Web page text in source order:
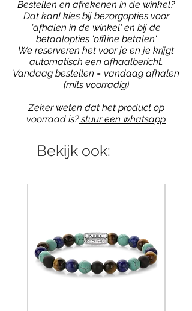
Bestellen en afrekenen in de winkel?
Dat kan! kies bij bezorgopties voor
'afhalen in de winkel' en bij de
betaalopties 'offline betalen'
We reserveren het voor je en je krijgt
automatisch een afhaalbericht.
Vandaag bestellen = vandaag afhalen
(mits voorradig)
Zeker weten dat het product op
voorraad is?stuur een whatsapp
Bekijk ook: